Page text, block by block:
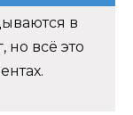
в
но всё это